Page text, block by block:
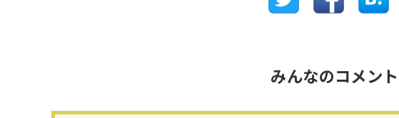
みんなのコメント